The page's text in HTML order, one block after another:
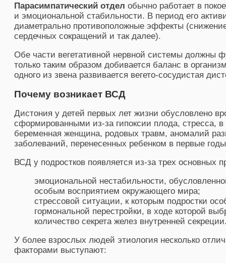
Парасимпатический отдел обычно работает в
и эмоциональной стабильности. В период его
диаметрально противоположные эффекты
сердечных сокращений и так далее).
Обе части вегетативной нервной системы должны
только таким образом добивается баланс в
одного из звена развивается вегето-сосудистая
Почему возникает ВСД
Дистония у детей первых лет жизни обусловлено
сформированными из-за гипоксии плода, стресса, в
беременная женщина, родовых травм, аномалий
заболеваний, перенесенных ребенком в первые
ВСД у подростков появляется из-за трех основных
эмоциональной нестабильности,
особым восприятием окружающего мира;
стрессовой ситуации, к которым подростки
гормональной перестройки, в ходе которой
количество секрета желез внутренней
У более взрослых людей этиология несколько
факторами выступают: